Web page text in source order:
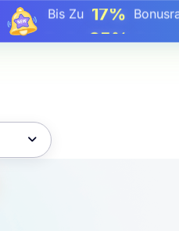
Bis Zu 17%
Bis Zu25%Rabatt
